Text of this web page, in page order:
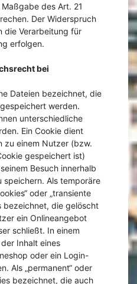
des Art. 21
Der Widerspruch
die Verarbeitung für
erfolgen.
bei
Dateien bezeichnet, die
werden.
unterschiedliche
Ein Cookie dient
zu einem Nutzer (bzw.
gespeichert ist)
Besuch innerhalb
speichern. Als temporäre
oder „transiente
bezeichnet, die gelöscht
ein Onlineangebot
schließt. In einem
Inhalt eines
oder ein Login-
Als „permanent“ oder
bezeichnet, die auch